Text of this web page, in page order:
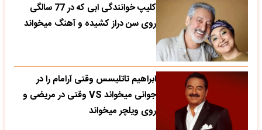
کلیپ خوانندگی ابی که در 77 سالگی
روی سن دراز کشیده و آهنگ میخواند
ابراهیم تاتلیسس وقتی آرامام را در
جوانی میخواند VS وقتی در مریضی و
روی ویلچر میخواند